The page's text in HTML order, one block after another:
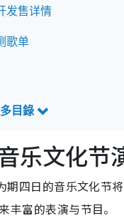
发售详情
歌单
乐文化节
四日的音乐文化节
富的表演与节目。